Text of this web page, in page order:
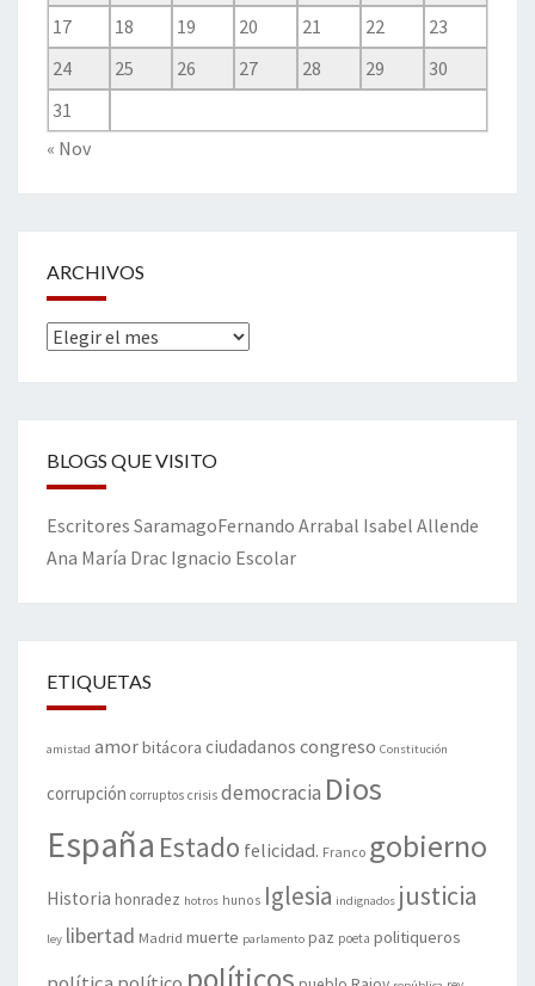
17
18 19 20 21 22
23
24
25 26 27 28 29
30
31
« Nov
ARCHIVOS
Archivos
BLOGS QUE VISITO
Escritores SaramagoFernando Arrabal Isabel Allende
Ana María Drac Ignacio Escolar
ETIQUETAS
amistad amorbitácora ciudadanos congreso Constitución
corrupción corruptos crisis democracia Dios
España Estado felicidad. Franco gobierno
Historia honradez hotros hunos Iglesia indignados justicia
ley libertad Madrid muerte parlamento paz poeta politiqueros